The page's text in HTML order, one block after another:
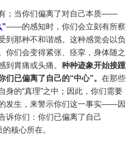
；当你们偏离了对自己本质——
——的感知时，你们会立刻有所察
到那种不和谐感。这种感觉会以负
你们会变得紧张、痉挛，身体随之
到胃痛或头痛。 种种迹象开始接踵
们已偏离了自己的“中心”。 在那些
身的“真理”之中；因此，你们需要
发生，来警示你们这一事实——因
诉你们：你们已偏离了自己
核心所在。